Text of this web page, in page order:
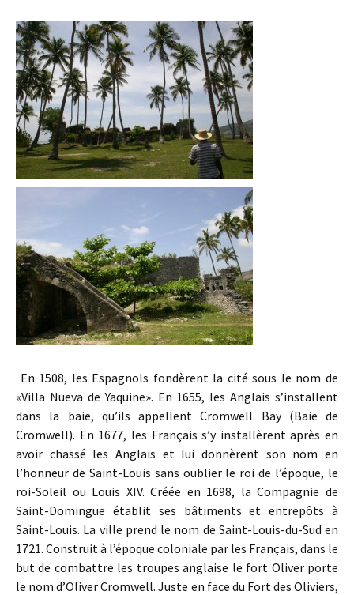
En 1508, les Espagnols fondèrent la cité sous le nom de
«Villa Nueva de Yaquine». En 1655, les Anglais s’installent
dans la baie, qu’ils appellent Cromwell Bay (Baie de
Cromwell). En 1677, les Français s’y installèrent après en
avoir chassé les Anglais et lui donnèrent son nom en
l’honneur de Saint-Louis sans oublier le roi de l’époque, le
roi-Soleil ou Louis XIV.Créée en 1698, la Compagnie de
Saint-Domingue établit ses bâtiments et entrepôts à
Saint-Louis. La ville prend le nom de Saint-Louis-du-Sud en
1721. Construit à l’époque coloniale par les Français, dans le
but de combattre les troupes anglaise le fort Oliver porte
le nom d’Oliver Cromwell. Juste en face du Fort des Oliviers,